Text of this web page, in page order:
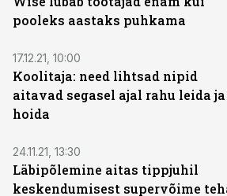
pooleks aastaks puhkama
17.12.21, 10:00
Koolitaja: need lihtsad nipid
aitavad segasel ajal rahu leida ja
hoida
24.11.21, 13:30
Läbipõlemine aitas tippjuhil
keskendumisest supervõime